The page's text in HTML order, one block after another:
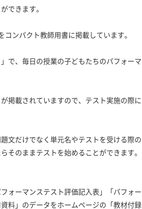
できます。
ンパクト教師用書に掲載しています。
で、毎日の授業の子どもたちのパフォーマ
掲載されていますので、テスト実施の際に
文だけでなく単元名やテストを受ける際の
そのままテストを始めることができます。
ォーマンステスト評価記入表」「パフォー
料」のデータをホームページの「教材付録